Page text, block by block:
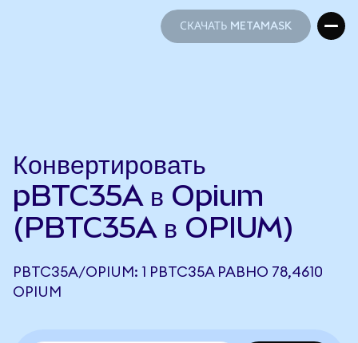
СКАЧАТЬ METAMASK
Конвертировать
pBTC35A в Opium
(PBTC35A в OPIUM)
PBTC35A/OPIUM: 1 PBTC35A РАВНО 78,4610
OPIUM